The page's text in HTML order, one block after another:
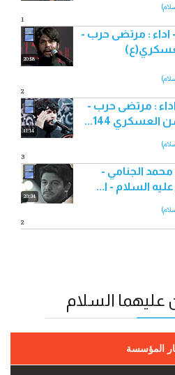
1
20:58
: مرتضى حرب -
2
11:14
: مرتضى حرب -
144...
3
20:34
محمد الجنامي -
السلام - ا...
2
السلام
المؤسسة